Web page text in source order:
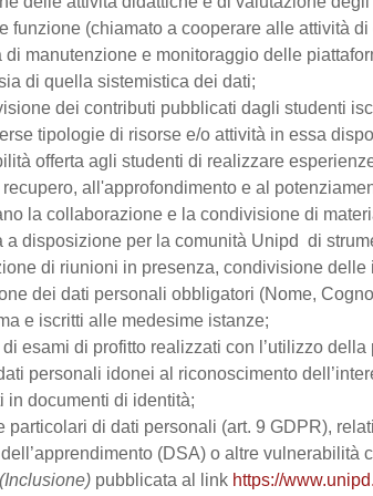
funzione (chiamato a cooperare alle attività di
di manutenzione e monitoraggio delle
di quella sistemistica dei dati;
dei contributi pubblicati dagli studenti
tipologie di risorse e/o attività in essa
offerta agli studenti di realizzare
all'approfondimento e al
la collaborazione e la condivisione di
a disposizione per la comunità Unipd di
di riunioni in presenza, condivisione
dei dati personali obbligatori (Nome,
e iscritti alle medesime istanze;
esami di profitto realizzati con l’utilizzo
personali idonei al riconoscimento
in documenti di identità;
particolari di dati personali (art. 9 GDPR),
(DSA) o altre vulnerabilità
pubblicata al link https://